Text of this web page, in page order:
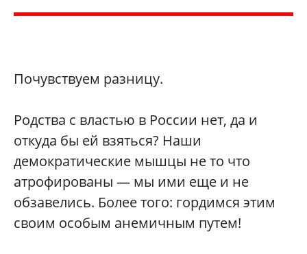
Почувствуем разницу.
Родства с властью в России нет, да и
откуда бы ей взяться? Наши
демократические мышцы не то что
атрофированы — мы ими еще и не
обзавелись. Более того: гордимся этим
своим особым анемичным путем!